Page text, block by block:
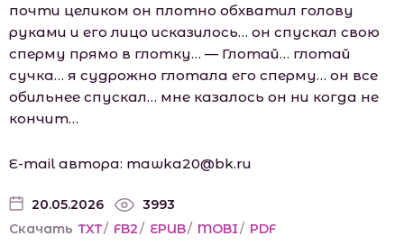
почти целиком он плотно обхватил голову
руками и его лицо исказилось… он спускал свою
сперму прямо в глотку… — Глотай… глотай
сучка… я судрожно глотала его сперму… он все
обильнее спускал… мне казалось он ни когда не
кончит…
Е-mаil автора: mаwkа20@bk.ru
20.05.2026
3993
Скачать TXT/ FB2/ EPUB/ MOBI/ PDF